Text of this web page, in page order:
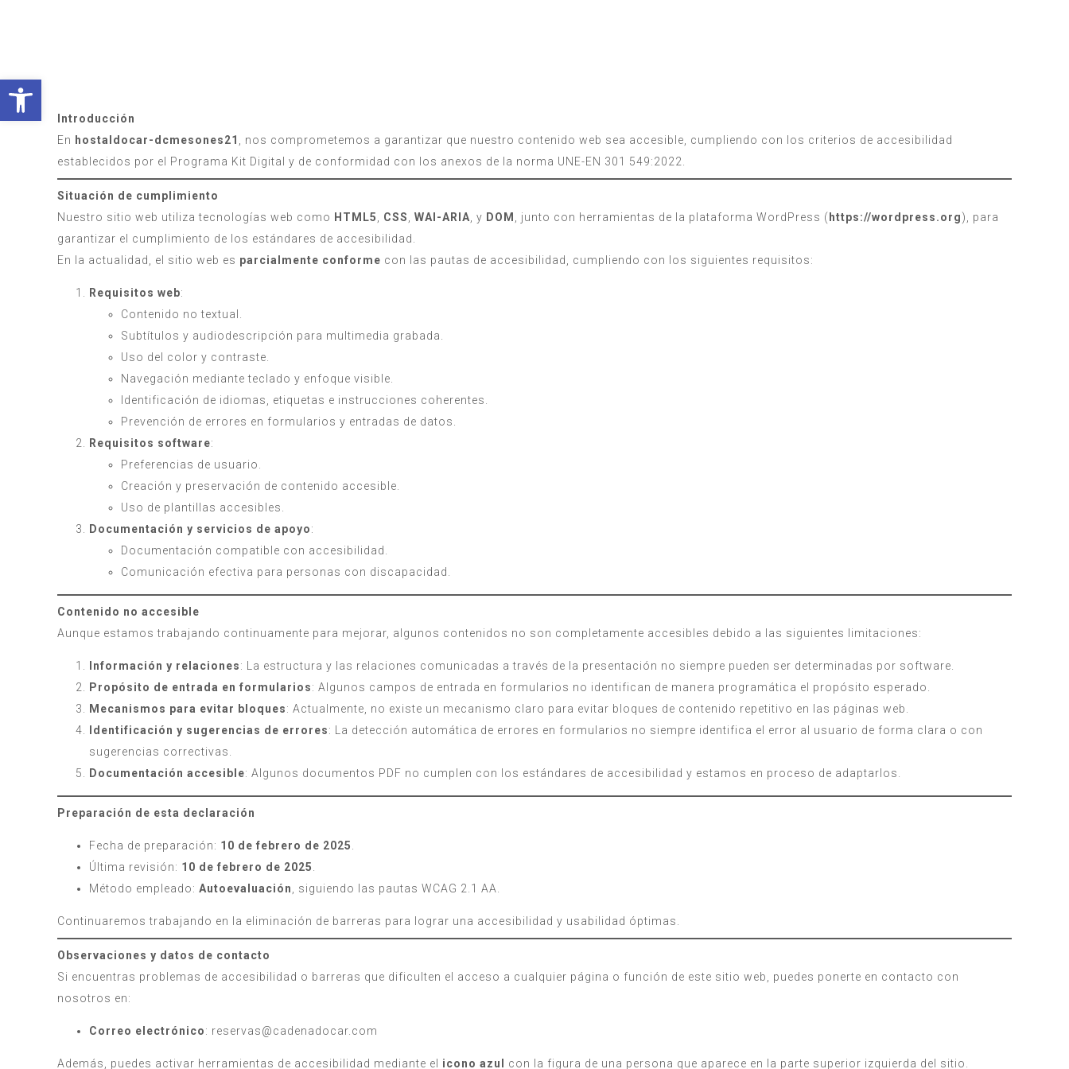
Abrir barra de herramientas
Introducción
En hostaldocar-dcmesones21
, nos comprometemos a garantizar que nuestro contenido web sea accesible, cumpliendo con los criterios de accesibilidad
establecidos por el Programa Kit Digital y de conformidad con los anexos de la norma UNE-EN 301 549:2022.
Situación de cumplimiento
Nuestro sitio web utiliza tecnologías web como HTML5 CSS WAI-ARIA , y DOM , junto con herramientas de la plataforma WordPress ( https://wordpress.org), para
garantizar el cumplimiento de los estándares de accesibilidad.
En la actualidad, el sitio web es parcialmente conforme con las pautas de accesibilidad, cumpliendo con los siguientes requisitos:
Requisitos web:
Contenido no textual.
Subtítulos y audiodescripción para multimedia grabada.
Uso del color y contraste.
Navegación mediante teclado y enfoque visible.
Identificación de idiomas, etiquetas e instrucciones coherentes.
Prevención de errores en formularios y entradas de datos.
Requisitos software:
Preferencias de usuario.
Creación y preservación de contenido accesible.
Uso de plantillas accesibles.
Documentación y servicios de apoyo:
Documentación compatible con accesibilidad.
Comunicación efectiva para personas con discapacidad.
Contenido no accesible
Aunque estamos trabajando continuamente para mejorar, algunos contenidos no son completamente accesibles debido a las siguientes limitaciones:
Información y relaciones: La estructura y las relaciones comunicadas a través de la presentación no siempre pueden ser determinadas por software.
Propósito de entrada en formularios: Algunos campos de entrada en formularios no identifican de manera programática el propósito esperado.
Mecanismos para evitar bloques: Actualmente, no existe un mecanismo claro para evitar bloques de contenido repetitivo en las páginas web.
Identificación y sugerencias de errores: La detección automática de errores en formularios no siempre identifica el error al usuario de forma clara o con
sugerencias correctivas.
Documentación accesible: Algunos documentos PDF no cumplen con los estándares de accesibilidad y estamos en proceso de adaptarlos.
Preparación de esta declaración
Fecha de preparación: 10 de febrero de 2025
Última revisión: 10 de febrero de 2025
Método empleado: Autoevaluación , siguiendo las pautas WCAG 2.1 AA.
Continuaremos trabajando en la eliminación de barreras para lograr una accesibilidad y usabilidad óptimas.
Observaciones y datos de contacto
Si encuentras problemas de accesibilidad o barreras que dificulten el acceso a cualquier página o función de este sitio web, puedes ponerte en contacto con
nosotros en:
Correo electrónico: reservas@cadenadocar.com
Además, puedes activar herramientas de accesibilidad mediante el icono azul con la figura de una persona que aparece en la parte superior izquierda del sitio.